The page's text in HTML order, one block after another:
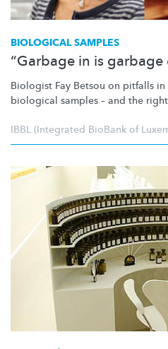
BIOLOGICAL SAMPLES
“Garbage in is garbage
Biologist Fay Betsou on pitfalls
biological samples – and the
IBBL (Integrated BioBank of